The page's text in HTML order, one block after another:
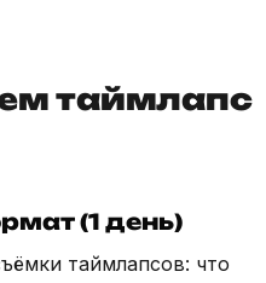
таймлапс
(1 день)
таймлапсов: что